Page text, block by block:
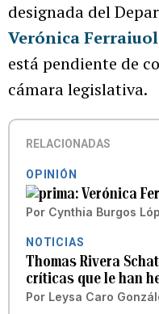
designada del
Verónica
está pendiente de
cámara legislativa.
RELACIONADAS
OPINIÓN
Verónica
Por Cynthia Burgos
NOTICIAS
Thomas Rivera
críticas que le han
Por Leysa Caro